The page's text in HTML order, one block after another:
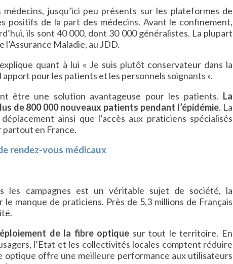
jusqu’ici peu présents sur les plateformes de
positifs de la part des médecins. Avant le confinement,
ils sont 40 000, dont 30 000 généralistes. La plupart
Maladie, au JDD.
quant à lui « Je suis plutôt conservateur dans la
pour les patients et les personnels soignants ».
être une solution avantageuse pour les patients. La
de 800 000 nouveaux patients pendant l’épidémie. La
ainsi que l’accès aux praticiens spécialisés
partout en France.
rendez-vous médicaux
les campagnes est un véritable sujet de société, la
manque de praticiens. Près de 5,3 millions de Français
de la fibre optique sur tout le territoire. En
l’Etat et les collectivités locales comptent réduire
optique offre une meilleure performance aux utilisateurs